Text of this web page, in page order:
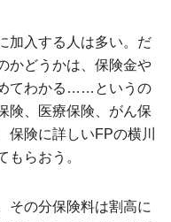
加入する人は多い。だ
かどうかは、保険金や
てわかる……というの
険、医療保険、がん保
保険に詳しいFPの横川
もらおう。
その分保険料は割高に